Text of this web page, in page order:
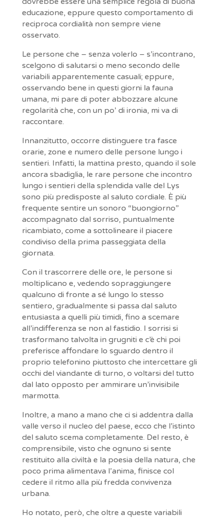
educazione, eppure questo comportamento di
reciproca cordialità non sempre viene
osservato.
Le persone che – senza volerlo – s’incontrano,
scelgono di salutarsi o meno secondo delle
variabili apparentemente casuali; eppure,
osservando bene in questi giorni la fauna
umana, mi pare di poter abbozzare alcune
regolarità che, con un po’ di ironia, mi va di
raccontare.
Innanzitutto, occorre distinguere tra fasce
orarie, zone e numero delle persone lungo i
sentieri. Infatti, la mattina presto, quando il sole
ancora sbadiglia, le rare persone che incontro
lungo i sentieri della splendida valle del Lys
sono più predisposte al saluto cordiale. È più
frequente sentire un sonoro “buongiorno”
accompagnato dal sorriso, puntualmente
ricambiato, come a sottolineare il piacere
condiviso della prima passeggiata della
giornata.
Con il trascorrere delle ore, le persone si
moltiplicano e, vedendo sopraggiungere
qualcuno di fronte a sé lungo lo stesso
sentiero, gradualmente si passa dal saluto
entusiasta a quelli più timidi, fino a scemare
all’indifferenza se non al fastidio. I sorrisi si
trasformano talvolta in grugniti e c’è chi poi
preferisce affondare lo sguardo dentro il
proprio telefonino piuttosto che intercettare gli
occhi del viandante di turno, o voltarsi del tutto
dal lato opposto per ammirare un’invisibile
marmotta.
Inoltre, a mano a mano che ci si addentra dalla
valle verso il nucleo del paese, ecco che l’istinto
del saluto scema completamente. Del resto, è
comprensibile, visto che ognuno si sente
restituito alla civiltà e la poesia della natura, che
poco prima alimentava l’anima, finisce col
cedere il ritmo alla più fredda convivenza
urbana.
Ho notato, però, che oltre a queste variabili